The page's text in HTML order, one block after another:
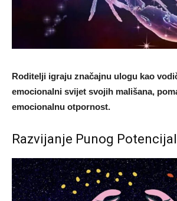
Roditelji igraju značajnu ulogu kao
emocionalni svijet svojih mališana,
emocionalnu otpornost.
Razvijanje Punog